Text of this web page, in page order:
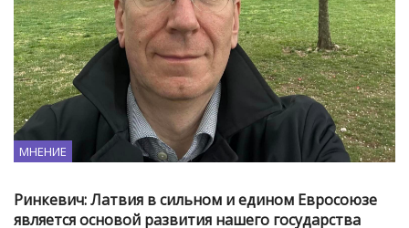
МНЕНИЕ
Ринкевич: Латвия в сильном и едином Евросоюзе
является основой развития нашего государства